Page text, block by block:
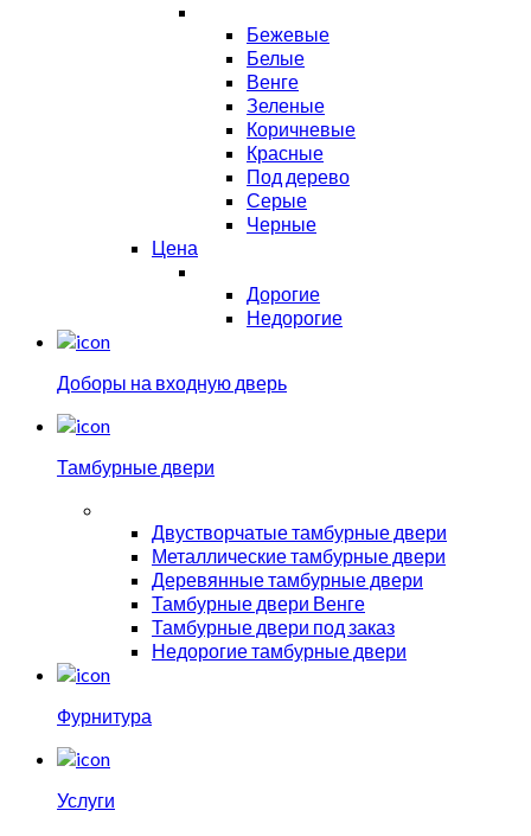
Бежевые
Белые
Венге
Зеленые
Коричневые
Красные
Под дерево
Серые
Черные
Цена
Дорогие
Недорогие
Доборы на входную дверь
Тамбурные двери
Двустворчатые тамбурные двери
Металлические тамбурные двери
Деревянные тамбурные двери
Тамбурные двери Венге
Тамбурные двери под заказ
Недорогие тамбурные двери
Фурнитура
Услуги